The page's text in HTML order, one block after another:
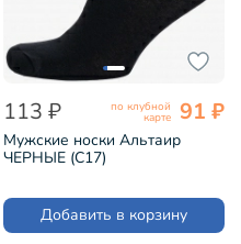
113 ₽ по клубной
карте 91 ₽
Мужские носки Альтаир
ЧЕРНЫЕ (С17)
Добавить в корзину